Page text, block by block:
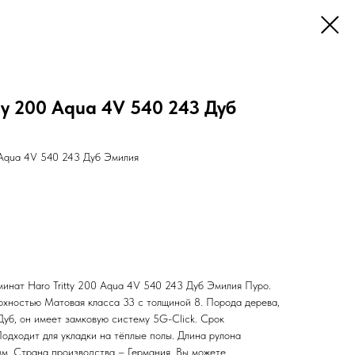
200 Aqua 4V 540 243 Дуб
4V 540 243 Дуб Эмилия
Haro Tritty 200 Aqua 4V 540 243 Дуб Эмилия Пуро.
Матовая класса 33 с толщиной 8. Порода дерева,
он имеет замковую систему 5G-Click. Срок
для укладки на тёплые полы. Длина рулона
Страна производства – Германия. Вы можете